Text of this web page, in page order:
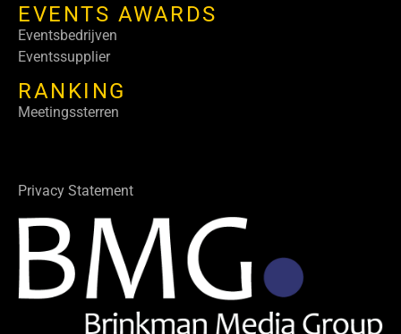
EVENTS AWARDS
Eventsbedrijven
Eventssupplier
RANKING
Meetingssterren
Privacy Statement